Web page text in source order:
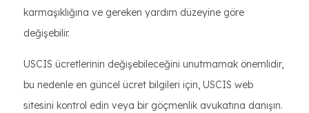
karmaşıklığına ve gereken yardım düzeyine göre
değişebilir.
USCIS ücretlerinin değişebileceğini unutmamak önemlidir,
bu nedenle en güncel ücret bilgileri için, USCIS web
sitesini kontrol edin veya bir göçmenlik avukatına danışın.